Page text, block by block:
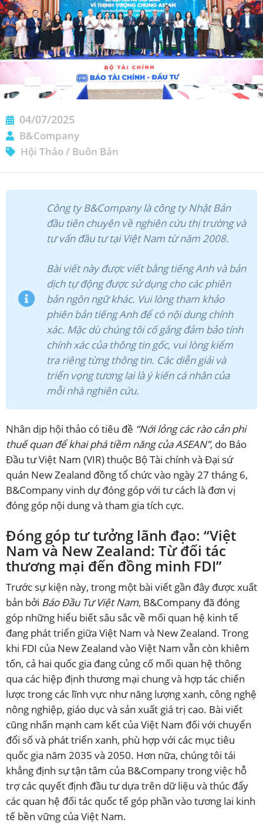
04/07/2025
B&Company
Hội Thảo/ Buôn Bán
Công ty B&Company là công ty Nhật Bản
đầu tiên chuyên về nghiên cứu thị trường và
tư vấn đầu tư tại Việt Nam từ năm 2008.
Bài viết này được viết bằng tiếng Anh và bản
dịch tự động được sử dụng cho các phiên
bản ngôn ngữ khác. Vui lòng tham khảo
phiên bản tiếng Anh để có nội dung chính
xác. Mặc dù chúng tôi cố gắng đảm bảo tính
chính xác của thông tin gốc, vui lòng kiểm
tra riêng từng thông tin. Các diễn giải và
triển vọng tương lai là ý kiến cá nhân của
mỗi nhà nghiên cứu.
Nhân dịp hội thảo có tiêu đề “Nới lỏng các rào cản phi
thuế quan để khai phá tiềm năng của ASEAN”, do Báo
Đầu tư Việt Nam (VIR) thuộc Bộ Tài chính và Đại sứ
quán New Zealand đồng tổ chức vào ngày 27 tháng 6,
B&Company vinh dự đóng góp với tư cách là đơn vị
đóng góp nội dung và tham gia tích cực.
Đóng góp tư tưởng lãnh đạo: “Việt
Nam và New Zealand: Từ đối tác
thương mại đến đồng minh FDI”
Trước sự kiện này, trong một bài viết gần đây được xuất
bản bởi Báo Đầu Tư Việt Nam, B&Company đã đóng
góp những hiểu biết sâu sắc về mối quan hệ kinh tế
đang phát triển giữa Việt Nam và New Zealand. Trong
khi FDI của New Zealand vào Việt Nam vẫn còn khiêm
tốn, cả hai quốc gia đang củng cố mối quan hệ thông
qua các hiệp định thương mại chung và hợp tác chiến
lược trong các lĩnh vực như năng lượng xanh, công nghệ
nông nghiệp, giáo dục và sản xuất giá trị cao. Bài viết
cũng nhấn mạnh cam kết của Việt Nam đối với chuyển
đổi số và phát triển xanh, phù hợp với các mục tiêu
quốc gia năm 2035 và 2050. Hơn nữa, chúng tôi tái
khẳng định sự tận tâm của B&Company trong việc hỗ
trợ các quyết định đầu tư dựa trên dữ liệu và thúc đẩy
các quan hệ đối tác quốc tế góp phần vào tương lai kinh
tế bền vững của Việt Nam.